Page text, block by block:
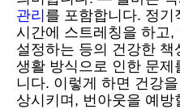
관리 를 포함합니다. 정기
시간에 스트레칭을 하고
설정하는 등의 건강한
생활 방식으로 인한 문제
니다. 이렇게 하면 건강
상시키며, 번아웃을 예방